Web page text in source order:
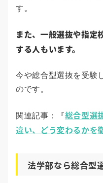
す。
また、一般選抜や指定
する人もいます。
今や総合型選抜を受験
のです。
関連記事：『総合型選
違い、どう変わるかを
法学部なら総合型